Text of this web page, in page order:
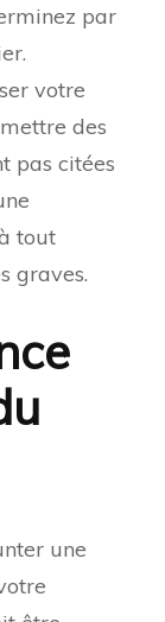
par
votre
des
pas citées
tout
graves.
une